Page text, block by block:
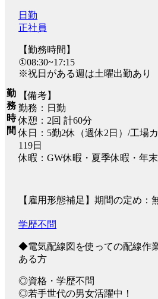
勤
務
時
間
日勤
正社員
【勤務時間】
①08:30~17:15
※祝日がある週は土曜出勤あり
【備考】
勤務：日勤
休憩：2回 計60分
休日：5勤2休（週休2日）/工場
119日
休暇：GW休暇・夏季休暇・年
【雇用形態補足】期間の定め：
学歴不問
◆電気配線図を使っての配線作
ある方
◎資格・学歴不問
◎若手世代の男女活躍中！